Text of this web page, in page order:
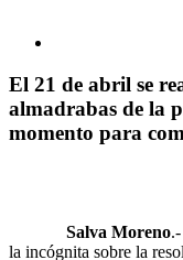
El 21 de abril se
almadrabas de la
momento para
Salva Moreno
la incógnita sobre la